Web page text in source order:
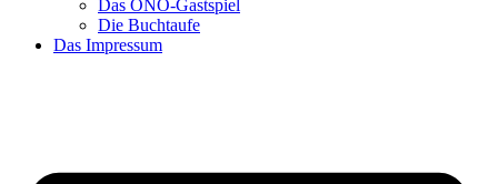
Das ONO-Gastspiel
Die Buchtaufe
Das Impressum